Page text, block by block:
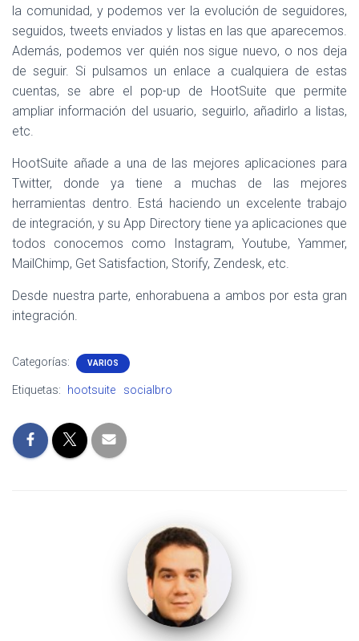
la comunidad, y podemos ver la evolución de seguidores,
seguidos, tweets enviados y listas en las que aparecemos.
Además, podemos ver quién nos sigue nuevo, o nos deja
de seguir. Si pulsamos un enlace a cualquiera de estas
cuentas, se abre el pop-up de HootSuite que permite
ampliar información del usuario, seguirlo, añadirlo a listas,
etc.
HootSuite añade a una de las mejores aplicaciones para
Twitter, donde ya tiene a muchas de las mejores
herramientas dentro. Está haciendo un excelente trabajo
de integración, y su App Directory tiene ya aplicaciones que
todos conocemos como Instagram, Youtube, Yammer,
MailChimp, Get Satisfaction, Storify, Zendesk, etc.
Desde nuestra parte, enhorabuena a ambos por esta gran
integración.
Categorías: VARIOS
Etiquetas: hootsuite socialbro